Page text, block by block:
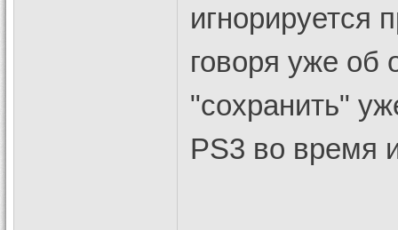
игнорируется
говоря уже об
"сохранить"
PS3 во время